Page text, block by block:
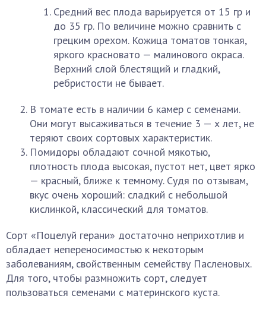
Средний вес плода варьируется от 15 гр и
до 35 гр. По величине можно сравнить с
грецким орехом. Кожица томатов тонкая,
яркого красновато — малинового окраса.
Верхний слой блестящий и гладкий,
ребристости не бывает.
В томате есть в наличии 6 камер с семенами.
Они могут высаживаться в течение 3 — х лет, не
теряют своих сортовых характеристик.
Помидоры обладают сочной мякотью,
плотность плода высокая, пустот нет, цвет ярко
— красный, ближе к темному. Судя по отзывам,
вкус очень хороший: сладкий с небольшой
кислинкой, классический для томатов.
Сорт «Поцелуй герани» достаточно неприхотлив и
обладает непереносимостью к некоторым
заболеваниям, свойственным семейству Пасленовых.
Для того, чтобы размножить сорт, следует
пользоваться семенами с материнского куста.